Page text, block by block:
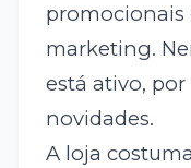
promocionais
marketing.
está ativo,
novidades.
A loja